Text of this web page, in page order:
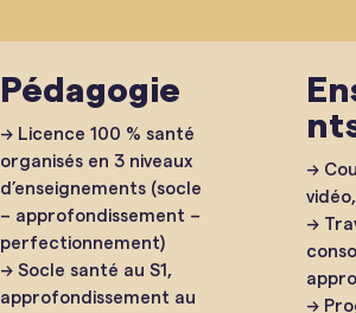
Pédagogie
→ Licence 100 % santé
organisés en 3 niveaux
d’enseignements (socle
– approfondissement –
perfectionnement)
→ Socle santé au S1,
approfondissement au
→
→
→